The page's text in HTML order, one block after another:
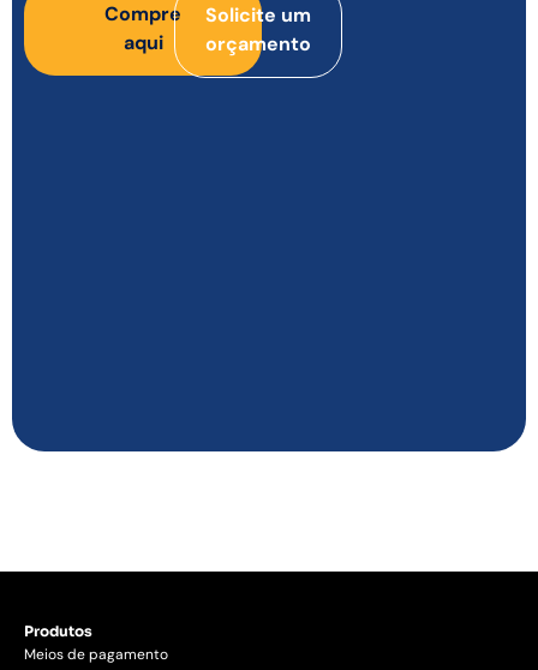
Compre
aqui
Solicite um
orçamento
Produtos
Meios de pagamento